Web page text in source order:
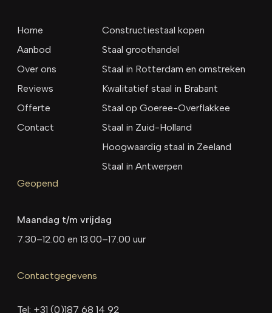
Home
Aanbod
Over ons
Reviews
Offerte
Contact
Constructiestaal kopen
Staal groothandel
Staal in Rotterdam en omstreken
Kwalitatief staal in Brabant
Staal op Goeree-Overflakkee
Staal in Zuid-Holland
Hoogwaardig staal in Zeeland
Staal in Antwerpen
Geopend
Maandag t/m vrijdag
7.30–12.00 en 13.00–17.00 uur
Contactgegevens
Tel: +31 (0)187 68 14 92